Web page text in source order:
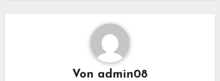
Von admin08